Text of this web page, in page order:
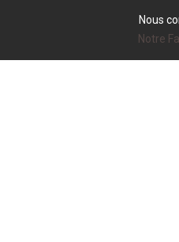
Nous
Notre